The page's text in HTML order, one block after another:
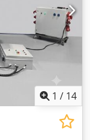
1 / 14